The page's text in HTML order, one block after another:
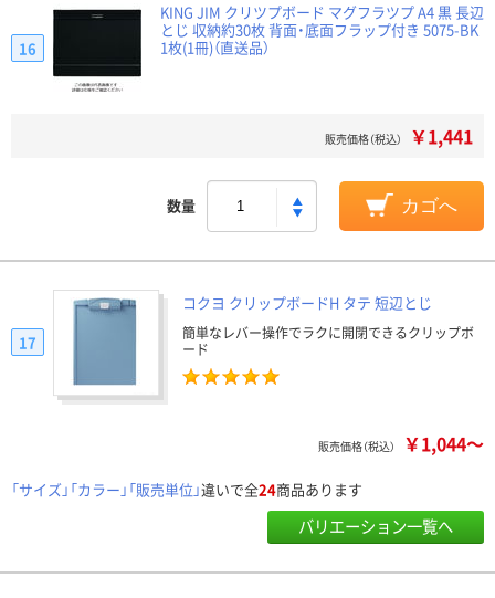
KING JIM クリツプボード マグフラツプ A4 黒 長辺
とじ 収納約30枚 背面・底面フラップ付き 5075-BK
1枚(1冊)（直送品）
16
販売価格（税込） ￥1,441
数量 カゴへ
コクヨ クリップボードH タテ 短辺とじ
簡単なレバー操作でラクに開閉できるクリップボ
ード
17
販売価格（税込） ￥1,044～
「サイズ」「カラー」「販売単位」違いで全24商品あります
バリエーション一覧へ